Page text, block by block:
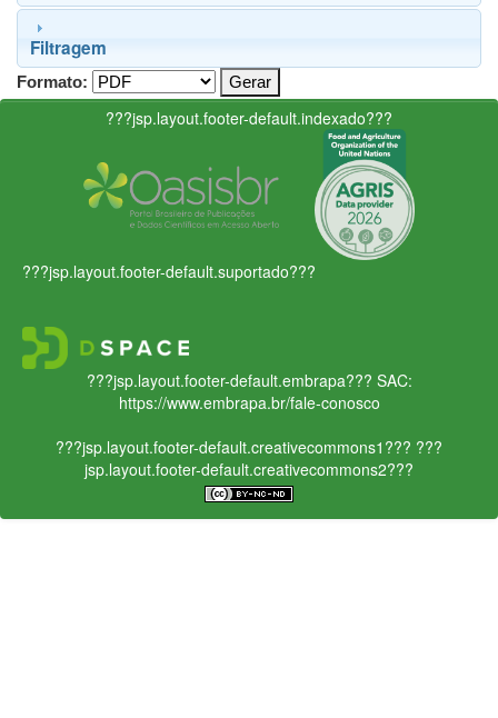
Filtragem
Formato:
???jsp.layout.footer-default.indexado???
???jsp.layout.footer-default.suportado???
???jsp.layout.footer-default.embrapa??? SAC:
https://www.embrapa.br/fale-conosco
???jsp.layout.footer-default.creativecommons1??? ???
jsp.layout.footer-default.creativecommons2???